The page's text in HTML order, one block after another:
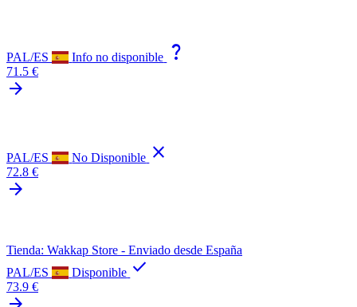
PAL/ES Info no disponible question_mark
71.5 €
arrow_forward
PAL/ES No Disponible close
72.8 €
arrow_forward
Tienda: Wakkap Store - Enviado desde España
PAL/ES
Disponible check
73.9 €